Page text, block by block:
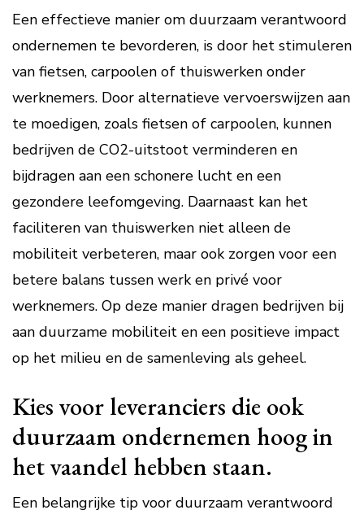
Een effectieve manier om duurzaam verantwoord
ondernemen te bevorderen, is door het stimuleren
van fietsen, carpoolen of thuiswerken onder
werknemers. Door alternatieve vervoerswijzen aan
te moedigen, zoals fietsen of carpoolen, kunnen
bedrijven de CO2-uitstoot verminderen en
bijdragen aan een schonere lucht en een
gezondere leefomgeving. Daarnaast kan het
faciliteren van thuiswerken niet alleen de
mobiliteit verbeteren, maar ook zorgen voor een
betere balans tussen werk en privé voor
werknemers. Op deze manier dragen bedrijven bij
aan duurzame mobiliteit en een positieve impact
op het milieu en de samenleving als geheel.
Kies voor leveranciers die ook
duurzaam ondernemen hoog in
het vaandel hebben staan.
Een belangrijke tip voor duurzaam verantwoord